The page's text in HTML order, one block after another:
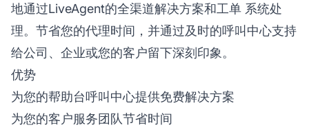
地通过LiveAgent的全渠道解决方案和工单 系统处
理。节省您的代理时间，并通过及时的呼叫中心支持
给公司、企业或您的客户留下深刻印象。
优势
为您的帮助台呼叫中心提供免费解决方案
为您的客户服务团队节省时间